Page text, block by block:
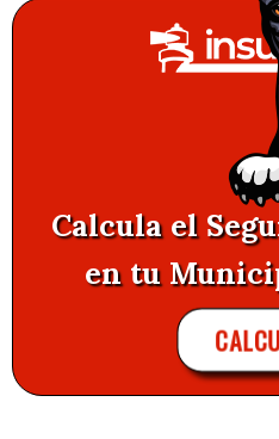
Calcula el
en tu